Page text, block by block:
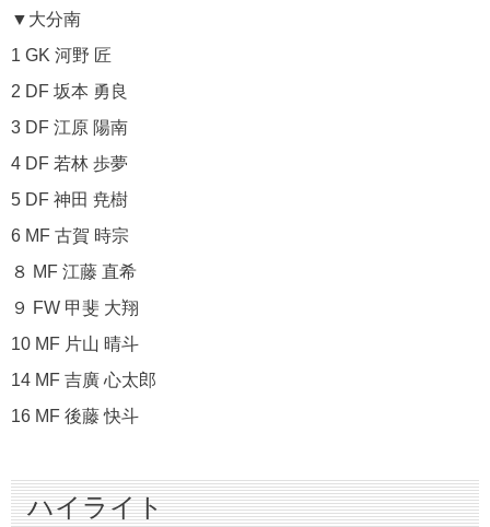
▼大分南
1 GK 河野 匠
2 DF 坂本 勇良
3 DF 江原 陽南
4 DF 若林 歩夢
5 DF 神田 尭樹
6 MF 古賀 時宗
８ MF 江藤 直希
９ FW 甲斐 大翔
10 MF 片山 晴斗
14 MF 吉廣 心太郎
16 MF 後藤 快斗
ハイライト